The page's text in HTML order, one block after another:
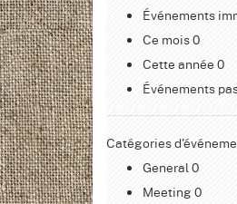
Événements
Ce mois0
Cette année 0
Événements
Catégories
General0
Meeting 0